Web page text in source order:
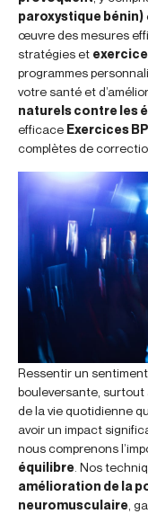
paroxystique bénin)
œuvre des mesures
stratégies et
programmes
votre santé et
naturels contre les
efficace Exercices
complètes de
Ressentir un
bouleversante, surtout
de la vie quotidienne
avoir un impact
nous comprenons
équilibre . Nos
amélioration de la
neuromusculaire ,